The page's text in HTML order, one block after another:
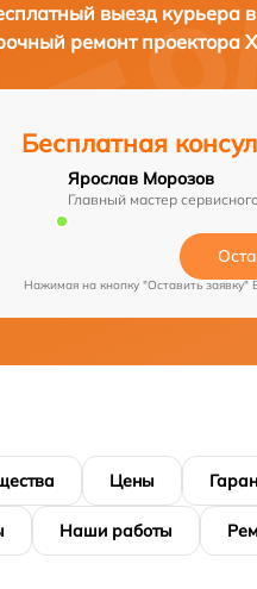
выезд курьера
ремонт проектора
Бесплатная
Ярослав Морозов
Главный мастер
Нажимая на кнопку "Оставить заявку"
Цены
Наши работы